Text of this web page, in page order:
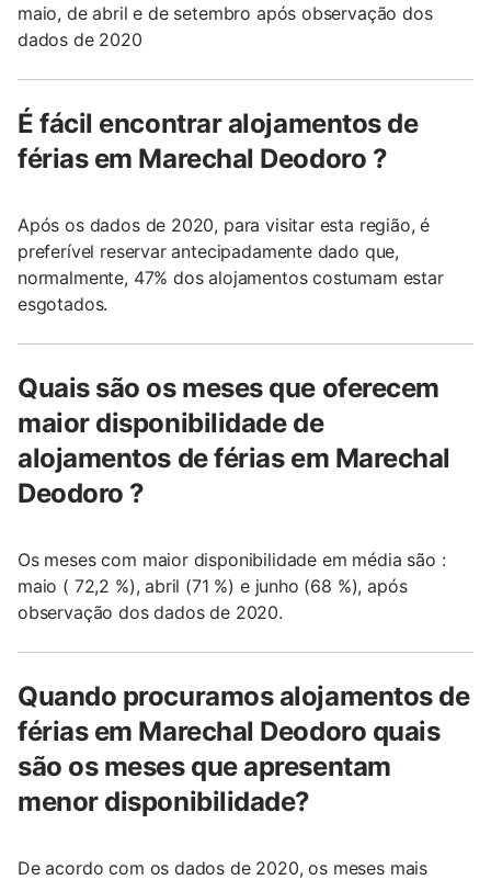
maio, de abril e de setembro após observação dos
dados de 2020
É fácil encontrar alojamentos de
férias em Marechal Deodoro ?
Após os dados de 2020, para visitar esta região, é
preferível reservar antecipadamente dado que,
normalmente, 47% dos alojamentos costumam estar
esgotados.
Quais são os meses que oferecem
maior disponibilidade de
alojamentos de férias em Marechal
Deodoro ?
Os meses com maior disponibilidade em média são :
maio ( 72,2 %), abril (71 %) e junho (68 %), após
observação dos dados de 2020.
Quando procuramos alojamentos de
férias em Marechal Deodoro quais
são os meses que apresentam
menor disponibilidade?
De acordo com os dados de 2020, os meses mais